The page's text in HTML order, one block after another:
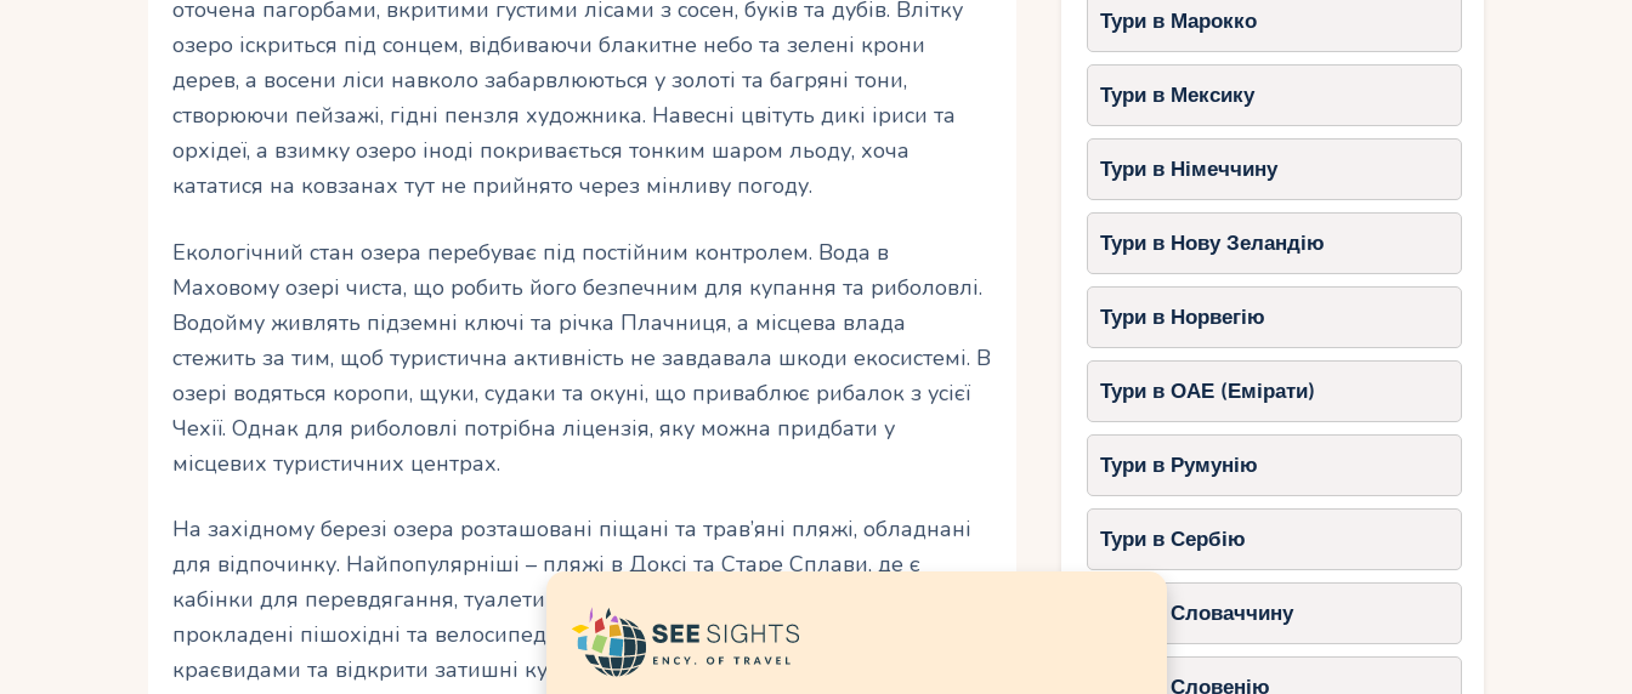
оточена пагорбами, вкритими густими лісами з сосен, буків та дубів. Влітку
озеро іскриться під сонцем, відбиваючи блакитне небо та зелені крони
дерев, а восени ліси навколо забарвлюються у золоті та багряні тони,
створюючи пейзажі, гідні пензля художника. Навесні цвітуть дикі іриси та
орхідеї, а взимку озеро іноді покривається тонким шаром льоду, хоча
кататися на ковзанах тут не прийнято через мінливу погоду.
Екологічний стан озера перебуває під постійним контролем. Вода в
Маховому озері чиста, що робить його безпечним для купання та риболовлі.
Водойму живлять підземні ключі та річка Плачниця, а місцева влада
стежить за тим, щоб туристична активність не завдавала шкоди екосистемі. В
озері водяться коропи, щуки, судаки та окуні, що приваблює рибалок з усієї
Чехії. Однак для риболовлі потрібна ліцензія, яку можна придбати у
місцевих туристичних центрах.
На західному березі озера розташовані піщані та трав’яні пляжі, обладнані
для відпочинку. Найпопулярніші – пляжі в Доксі та Старе Сплави, де є
кабінки для перевдягання, туалети та невеликі кафе. Навколо озера
прокладені пішохідні та велосипедні стежки, які дозволяють насолодитися
краєвидами та відкрити затишні куточки, такі як невеликі бухти або
Тури в Марокко
Тури в Мексику
Тури в Німеччину
Тури в Нову Зеландію
Тури в Норвегію
Тури в ОАЕ (Емірати)
Тури в Румунію
Тури в Сербію
Тури в Словаччину
Тури в Словенію